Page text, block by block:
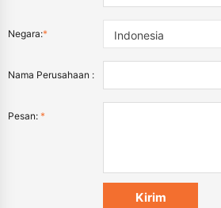
Negara:* Indonesia
Nama Perusahaan :
Pesan: *